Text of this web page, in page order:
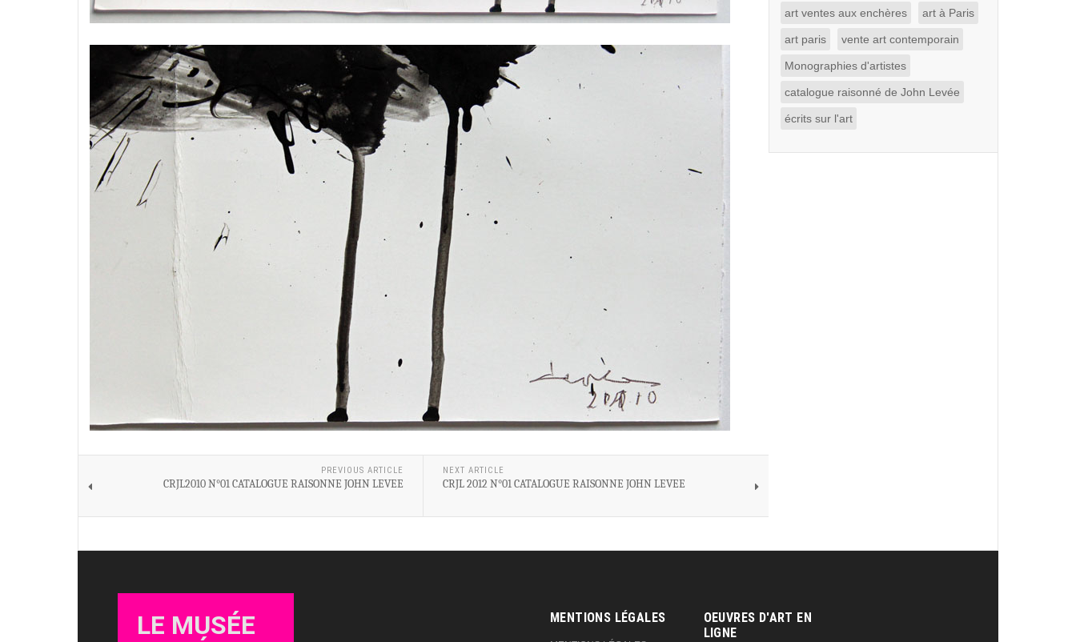
PREVIOUS ARTICLE
CRJL2010 N°01 CATALOGUE RAISONNE JOHN LEVEE
NEXT ARTICLE
CRJL 2012 N°01 CATALOGUE RAISONNE JOHN LEVEE
art ventes aux enchères art à Paris
art paris vente art contemporain
Monographies d'artistes
catalogue raisonné de John Levée
écrits sur l'art
LE MUSÉE
MENTIONS LÉGALES
OEUVRES D'ART EN
LIGNE‎